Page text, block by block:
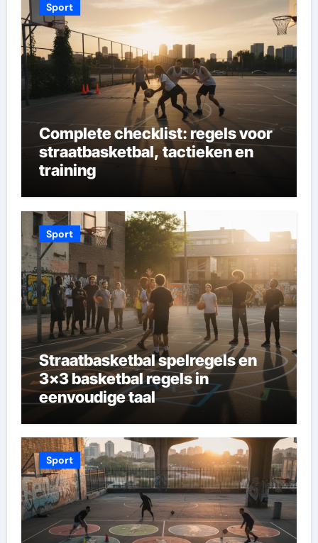
Sport
Complete checklist: regels voor
straatbasketbal, tactieken en
training
Sport
Straatbasketbal spelregels en
3×3 basketbal regels in
eenvoudige taal
Sport